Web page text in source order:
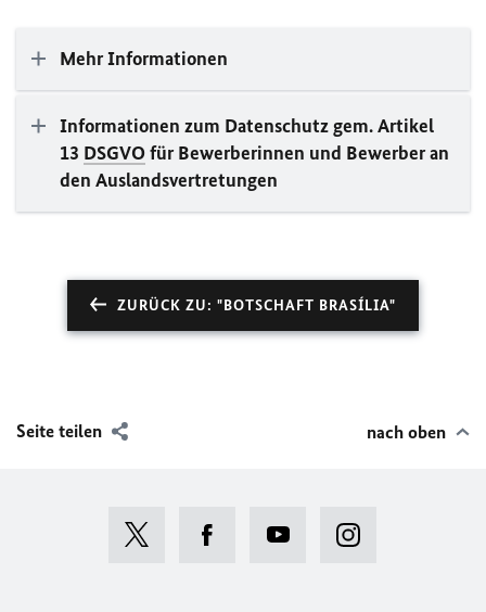
Mehr Informationen
Informationen zum Datenschutz gem. Artikel
13 DSGVOfür Bewerberinnen und Bewerber an
den Auslandsvertretungen
ZURÜCK ZU: "BOTSCHAFT BRASÍLIA"
Seite teilen nach oben